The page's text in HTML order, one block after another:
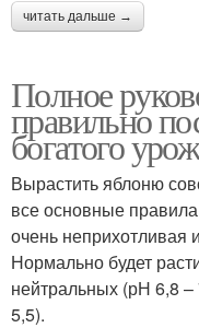
читать дальше →
Полное
правильно
богатого
Вырастить яблоню
все основные правила
очень неприхотливая
Нормально будет
нейтральных (рН 6,8
5,5).